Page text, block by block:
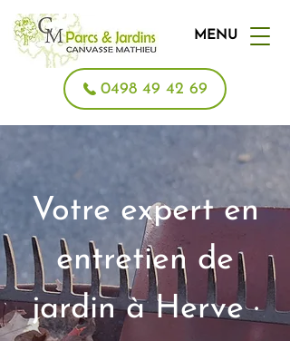
MENU
0498 49 42 69
Votre expert en
entretien de
jardin à Herve ·